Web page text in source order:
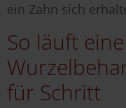
ein Zahn sich
So läuft eine
für Schritt